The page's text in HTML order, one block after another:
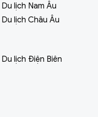
Du lịch Nam Âu
Du lịch Châu Âu
Du lịch Điện Biên